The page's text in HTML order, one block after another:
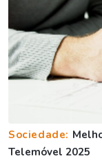
Sociedade:
Telemóvel 2025